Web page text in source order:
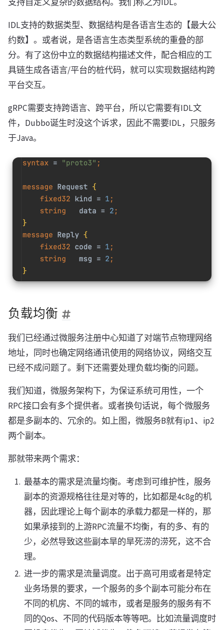
IDL支持的数据类型、数据结构是各语言生态的【最大公
约数】。或者说，是各语言生态类型系统的重叠的部
分。有了这份中立的数据结构描述文件，配合相应的工
具链生成各语言/平台的桩代码，就可以实现数据结构跨
平台交互。
gRPC需要支持跨语言、跨平台，所以它需要有IDL文
件，Dubbo诞生时没这个诉求，因此不需要IDL，只服务
于Java。
负载均衡
我们已经通过微服务注册中心知道了对端节点物理网络
地址，同时也确定网络通讯使用的网络协议，网络交互
已经不成问题了。剩下还需要处理负载均衡的问题。
我们知道，微服务架构下，为保证系统可用性，一个
RPC接口会有多个提供者。或者换句话说，每个微服务
都是多副本的、冗余的。如上图，微服务B就有ip1、ip2
两个副本。
那就带来两个需求：
最基本的需求是流量均衡。考虑到可维护性，服务
副本的资源规格往往是对等的，比如都是4c8g的机
器，因此理论上每个副本的承载力都是一样的，那
如果承接到的上游RPC流量不均衡，有的多、有的
少，必然导致这些副本旱的旱死涝的涝死，这不合
理。
进一步的需求是流量调度。出于高可用或者是特定
业务场景的要求，一个服务的多个副本可能分布在
不同的机房、不同的城市，或者是服务的服务有不
同的Qos、不同的代码版本等等吧。比如流量调度时